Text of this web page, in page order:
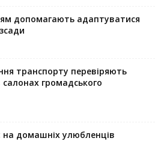
допомагають адаптуватися
транспорту перевіряють
громадського
на домашніх улюбленців